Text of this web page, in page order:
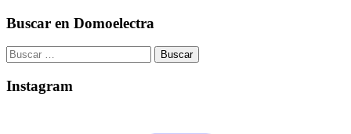
Buscar en Domoelectra
Buscar:
Instagram